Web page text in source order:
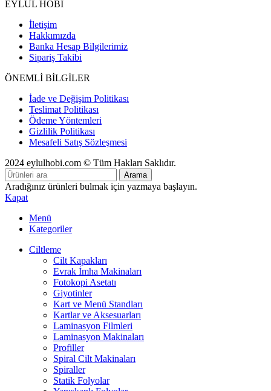
EYLÜL HOBİ
İletişim
Hakkımızda
Banka Hesap Bilgilerimiz
Sipariş Takibi
ÖNEMLİ BİLGİLER
İade ve Değişim Politikası
Teslimat Politikası
Ödeme Yöntemleri
Gizlilik Politikası
Mesafeli Satış Sözleşmesi
2024 eylulhobi.com © Tüm Hakları Saklıdır.
Arama
Aradığınız ürünleri bulmak için yazmaya başlayın.
Kapat
Menü
Kategoriler
Ciltleme
Cilt Kapakları
Evrak İmha Makinaları
Fotokopi Asetatı
Giyotinler
Kart ve Menü Standları
Kartlar ve Aksesuarları
Laminasyon Filmleri
Laminasyon Makinaları
Profiller
Spiral Cilt Makinaları
Spiraller
Statik Folyolar